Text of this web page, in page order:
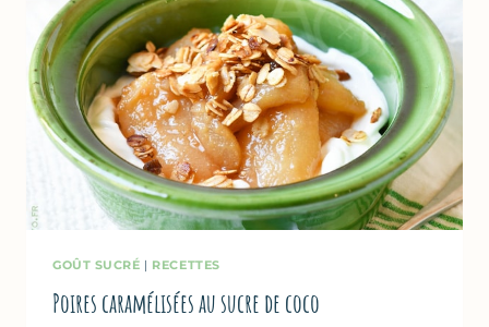
GOÛT SUCRÉ | RECETTES
Poires caramélisées au sucre de coco